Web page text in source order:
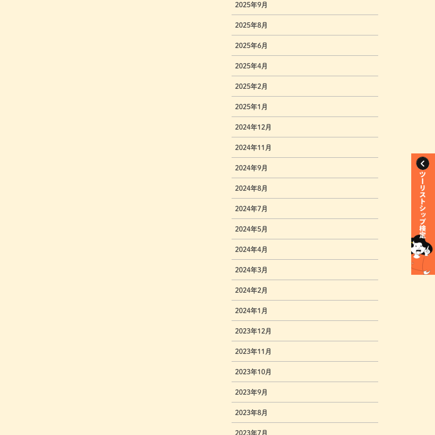
2025年9月
2025年8月
2025年6月
2025年4月
2025年2月
2025年1月
2024年12月
2024年11月
2024年9月
2024年8月
2024年7月
2024年5月
2024年4月
2024年3月
2024年2月
2024年1月
2023年12月
2023年11月
2023年10月
2023年9月
2023年8月
2023年7月